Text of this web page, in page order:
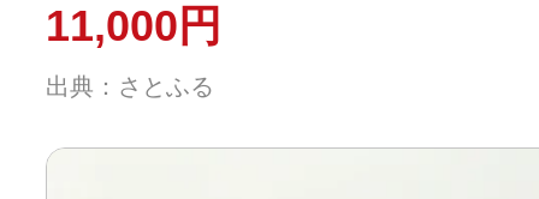
11,000円
出典：さとふる